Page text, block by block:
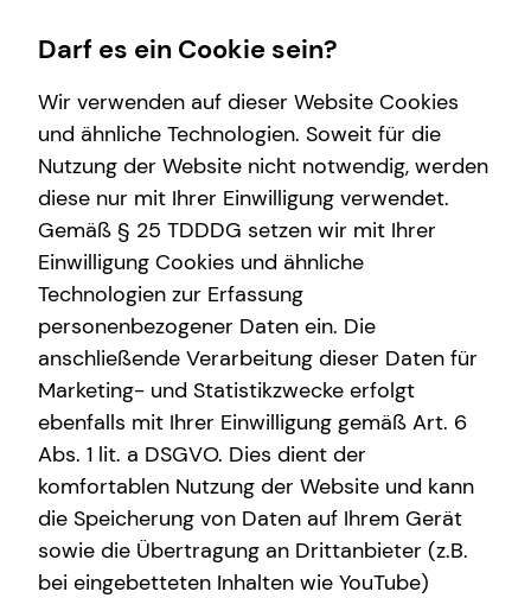
Betriebliche Altersvorsorge
Arbeitnehmende
Unternehmen
Anforderungen für Unrternehmen
bAV-Bausteine für Unternehmen
Finanzberatung
Videoberatung
Spezialisten-Netzwerk
Private Krankenvorsorge
Investment
Kapitalanlage Immobilien
Altersvorsorge
Gewerbliche Versicherungen
Arbeitskraftabsicherung
Immobilienfinanzierung
Überblick
Wissenswertes
Interview
Über tecis
Service
Kundenportal
Schadenabwicklung
Dennis Eschbach
Darf es ein Cookie sein?
Wir verwenden auf dieser Website Cookies
und ähnliche Technologien. Soweit für die
Nutzung der Website nicht notwendig, werden
diese nur mit Ihrer Einwilligung verwendet.
Gemäß § 25 TDDDG setzen wir mit Ihrer
Einwilligung Cookies und ähnliche
Technologien zur Erfassung
personenbezogener Daten ein. Die
anschließende Verarbeitung dieser Daten für
Marketing- und Statistikzwecke erfolgt
ebenfalls mit Ihrer Einwilligung gemäß Art. 6
Abs. 1 lit. a DSGVO. Dies dient der
komfortablen Nutzung der Website und kann
die Speicherung von Daten auf Ihrem Gerät
sowie die Übertragung an Drittanbieter (z.B.
bei eingebetteten Inhalten wie YouTube)